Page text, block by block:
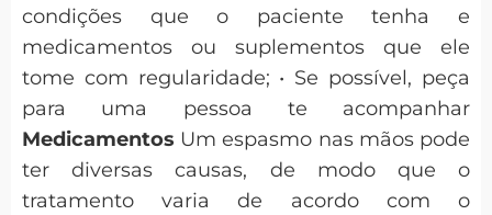
condições que o paciente tenha e
medicamentos ou suplementos que ele
tome com regularidade; • Se possível, peça
para uma pessoa te acompanhar
Medicamentos Um espasmo nas mãos pode
ter diversas causas, de modo que o
tratamento varia de acordo com o